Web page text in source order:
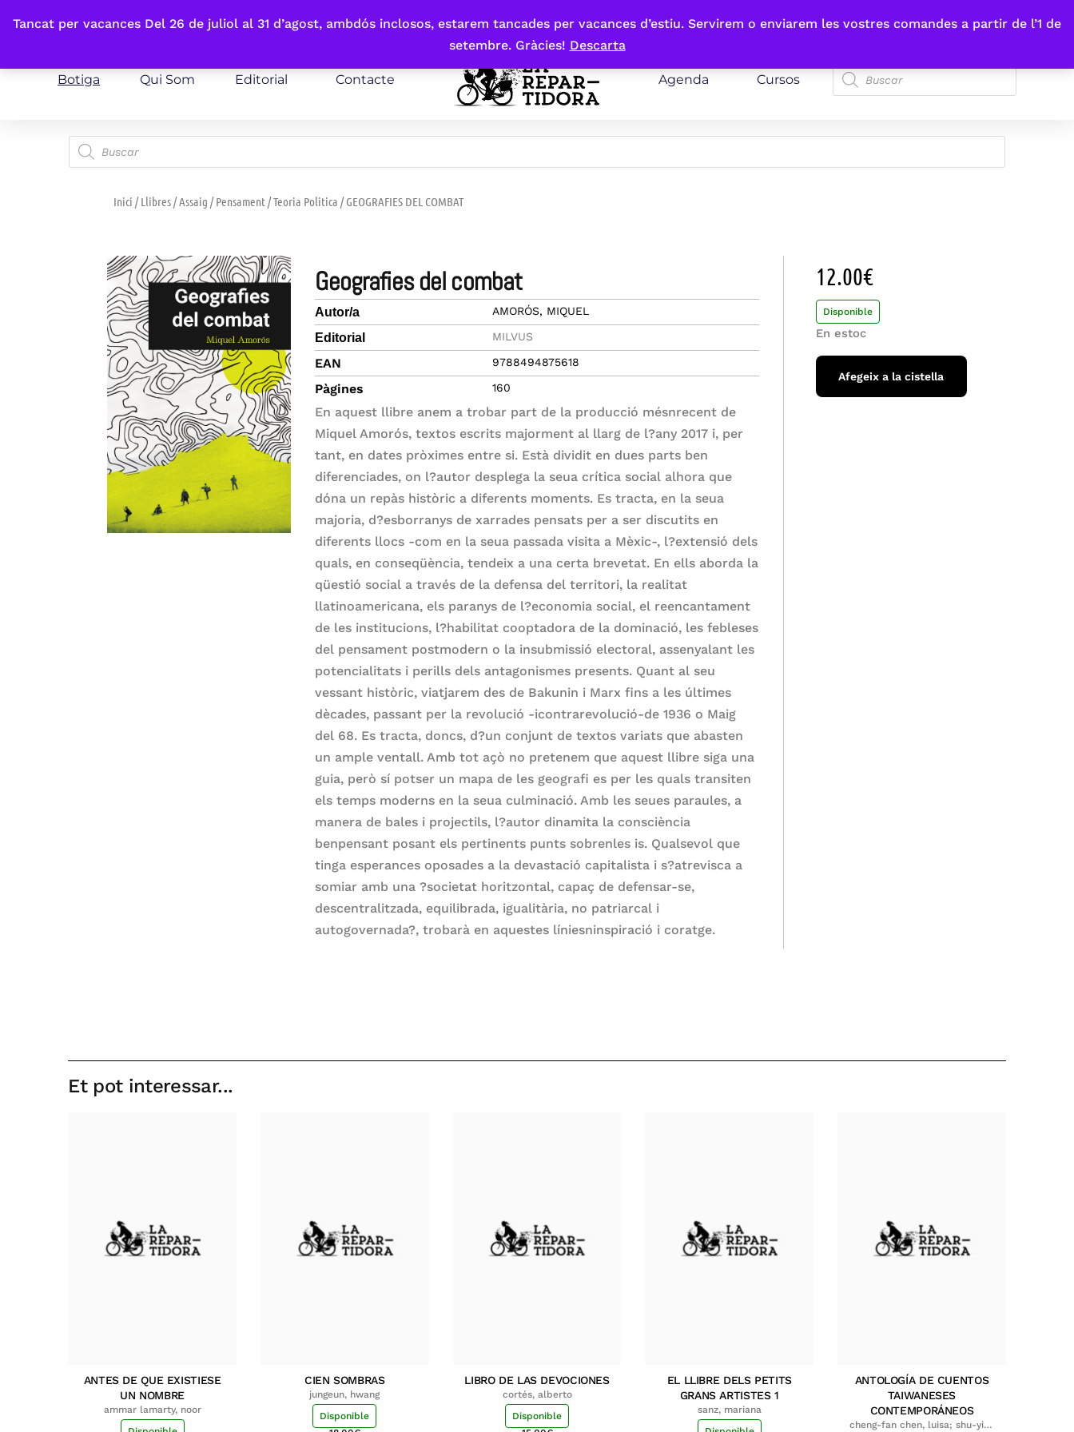
Tancat per vacances Del 26 de juliol al 31 d’agost, ambdós inclosos, estarem tancades per vacances d’estiu. Servirem o enviarem les vostres comandes a partir de l’1 de
setembre. Gràcies! Descarta
Fes-te'n sòcia
Botiga Qui Som Editorial Contacte Agenda Cursos
Inici /Llibres/Assaig /Pensament/Teoria Politica / GEOGRAFIES DEL COMBAT
geografies del combat
Autor/a AMORÓS, MIQUEL
Editorial MILVUS
EAN 9788494875618
Pàgines 160
En aquest llibre anem a trobar part de la producció mésnrecent de
Miquel Amorós, textos escrits majorment al llarg de l?any 2017 i, per
tant, en dates pròximes entre si. Està dividit en dues parts ben
diferenciades, on l?autor desplega la seua crítica social alhora que
dóna un repàs històric a diferents moments. Es tracta, en la seua
majoria, d?esborranys de xarrades pensats per a ser discutits en
diferents llocs -com en la seua passada visita a Mèxic-, l?extensió dels
quals, en conseqüència, tendeix a una certa brevetat. En ells aborda la
qüestió social a través de la defensa del territori, la realitat
llatinoamericana, els paranys de l?economia social, el reencantament
de les institucions, l?habilitat cooptadora de la dominació, les febleses
del pensament postmodern o la insubmissió electoral, assenyalant les
potencialitats i perills dels antagonismes presents. Quant al seu
vessant històric, viatjarem des de Bakunin i Marx fins a les últimes
dècades, passant per la revolució -icontrarevolució-de 1936 o Maig
del 68. Es tracta, doncs, d?un conjunt de textos variats que abasten
un ample ventall. Amb tot açò no pretenem que aquest llibre siga una
guia, però sí potser un mapa de les geografi es per les quals transiten
els temps moderns en la seua culminació. Amb les seues paraules, a
manera de bales i projectils, l?autor dinamita la consciència
benpensant posant els pertinents punts sobrenles is. Qualsevol que
tinga esperances oposades a la devastació capitalista i s?atrevisca a
somiar amb una ?societat horitzontal, capaç de defensar-se,
descentralitzada, equilibrada, igualitària, no patriarcal i
autogovernada?, trobarà en aquestes líniesninspiració i coratge.
12.00€
Disponible
En estoc
Afegeix a la cistella
Et pot interessar...
ANTES DE QUE EXISTIESE
UN NOMBRE
ammar lamarty, noor
CIEN SOMBRAS
jungeun, hwang
Disponible
LIBRO DE LAS DEVOCIONES
cortés, alberto
Disponible
EL LLIBRE DELS PETITS
GRANS ARTISTES 1
sanz, mariana
ANTOLOGÍA DE CUENTOS
TAIWANESES
CONTEMPORÁNEOS
cheng-fan chen, luisa; shu-ying